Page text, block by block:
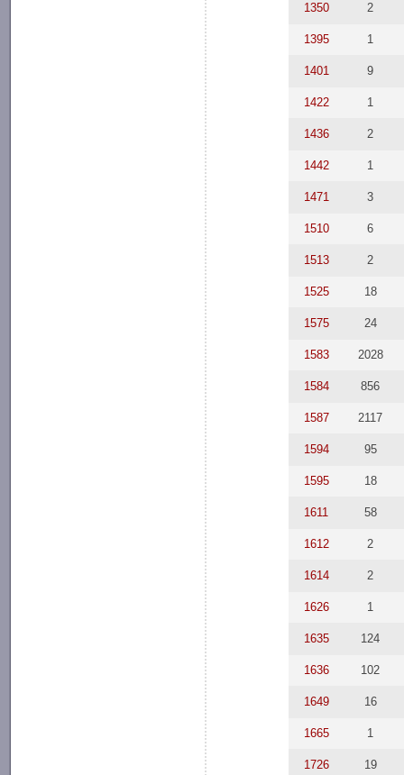
1350 2
1395 1
1401 9
1422 1
1436 2
1442 1
1471 3
1510 6
1513 2
1525 18
1575 24
1583 2028
1584 856
1587 2117
1594 95
1595 18
1611 58
1612 2
1614 2
1626 1
1635 124
1636 102
1649 16
1665 1
1726 19